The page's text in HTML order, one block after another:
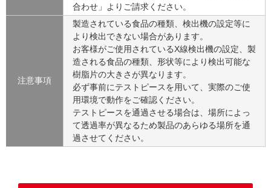
合わせ」よりご請求ください。
注意事項
製造されている食品の種類、検出機の設定等に
より検出できない場合があります。
お客様がご使用されているX線検出機の設定、製
造される食品の種類、形状等により検出可能な
樹脂片の大きさが異なります。
必ず事前にテストピースを用いて、実際のご使
用環境で動作をご確認ください。
テストピースを通過させる場合は、場所によっ
て透過率が異なるため製品のあらゆる場所を通
過させてください。